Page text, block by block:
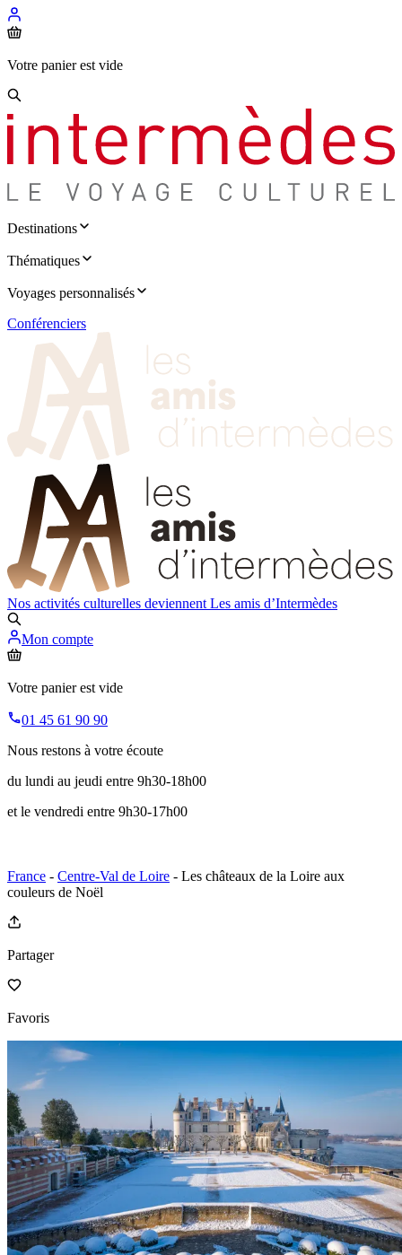
Votre panier est vide
Destinations
Thématiques
Voyages personnalisés
Conférenciers
Nos activités culturelles deviennent Les amis d’Intermèdes
Mon compte
Votre panier est vide
01 45 61 90 90
Nous restons à votre écoute
du lundi au jeudi entre 9h30-18h00
et le vendredi entre 9h30-17h00
France - Centre-Val de Loire - Les châteaux de la Loire aux
couleurs de Noël
Partager
Favoris